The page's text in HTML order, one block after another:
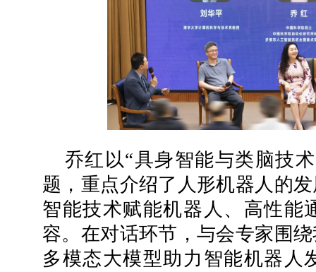
乔红以“具身智能与类脑技
题，重点介绍了人形机器人的
智能技术赋能机器人、高性能
容。在对话环节，与会专家围
多模态大模型助力智能机器人